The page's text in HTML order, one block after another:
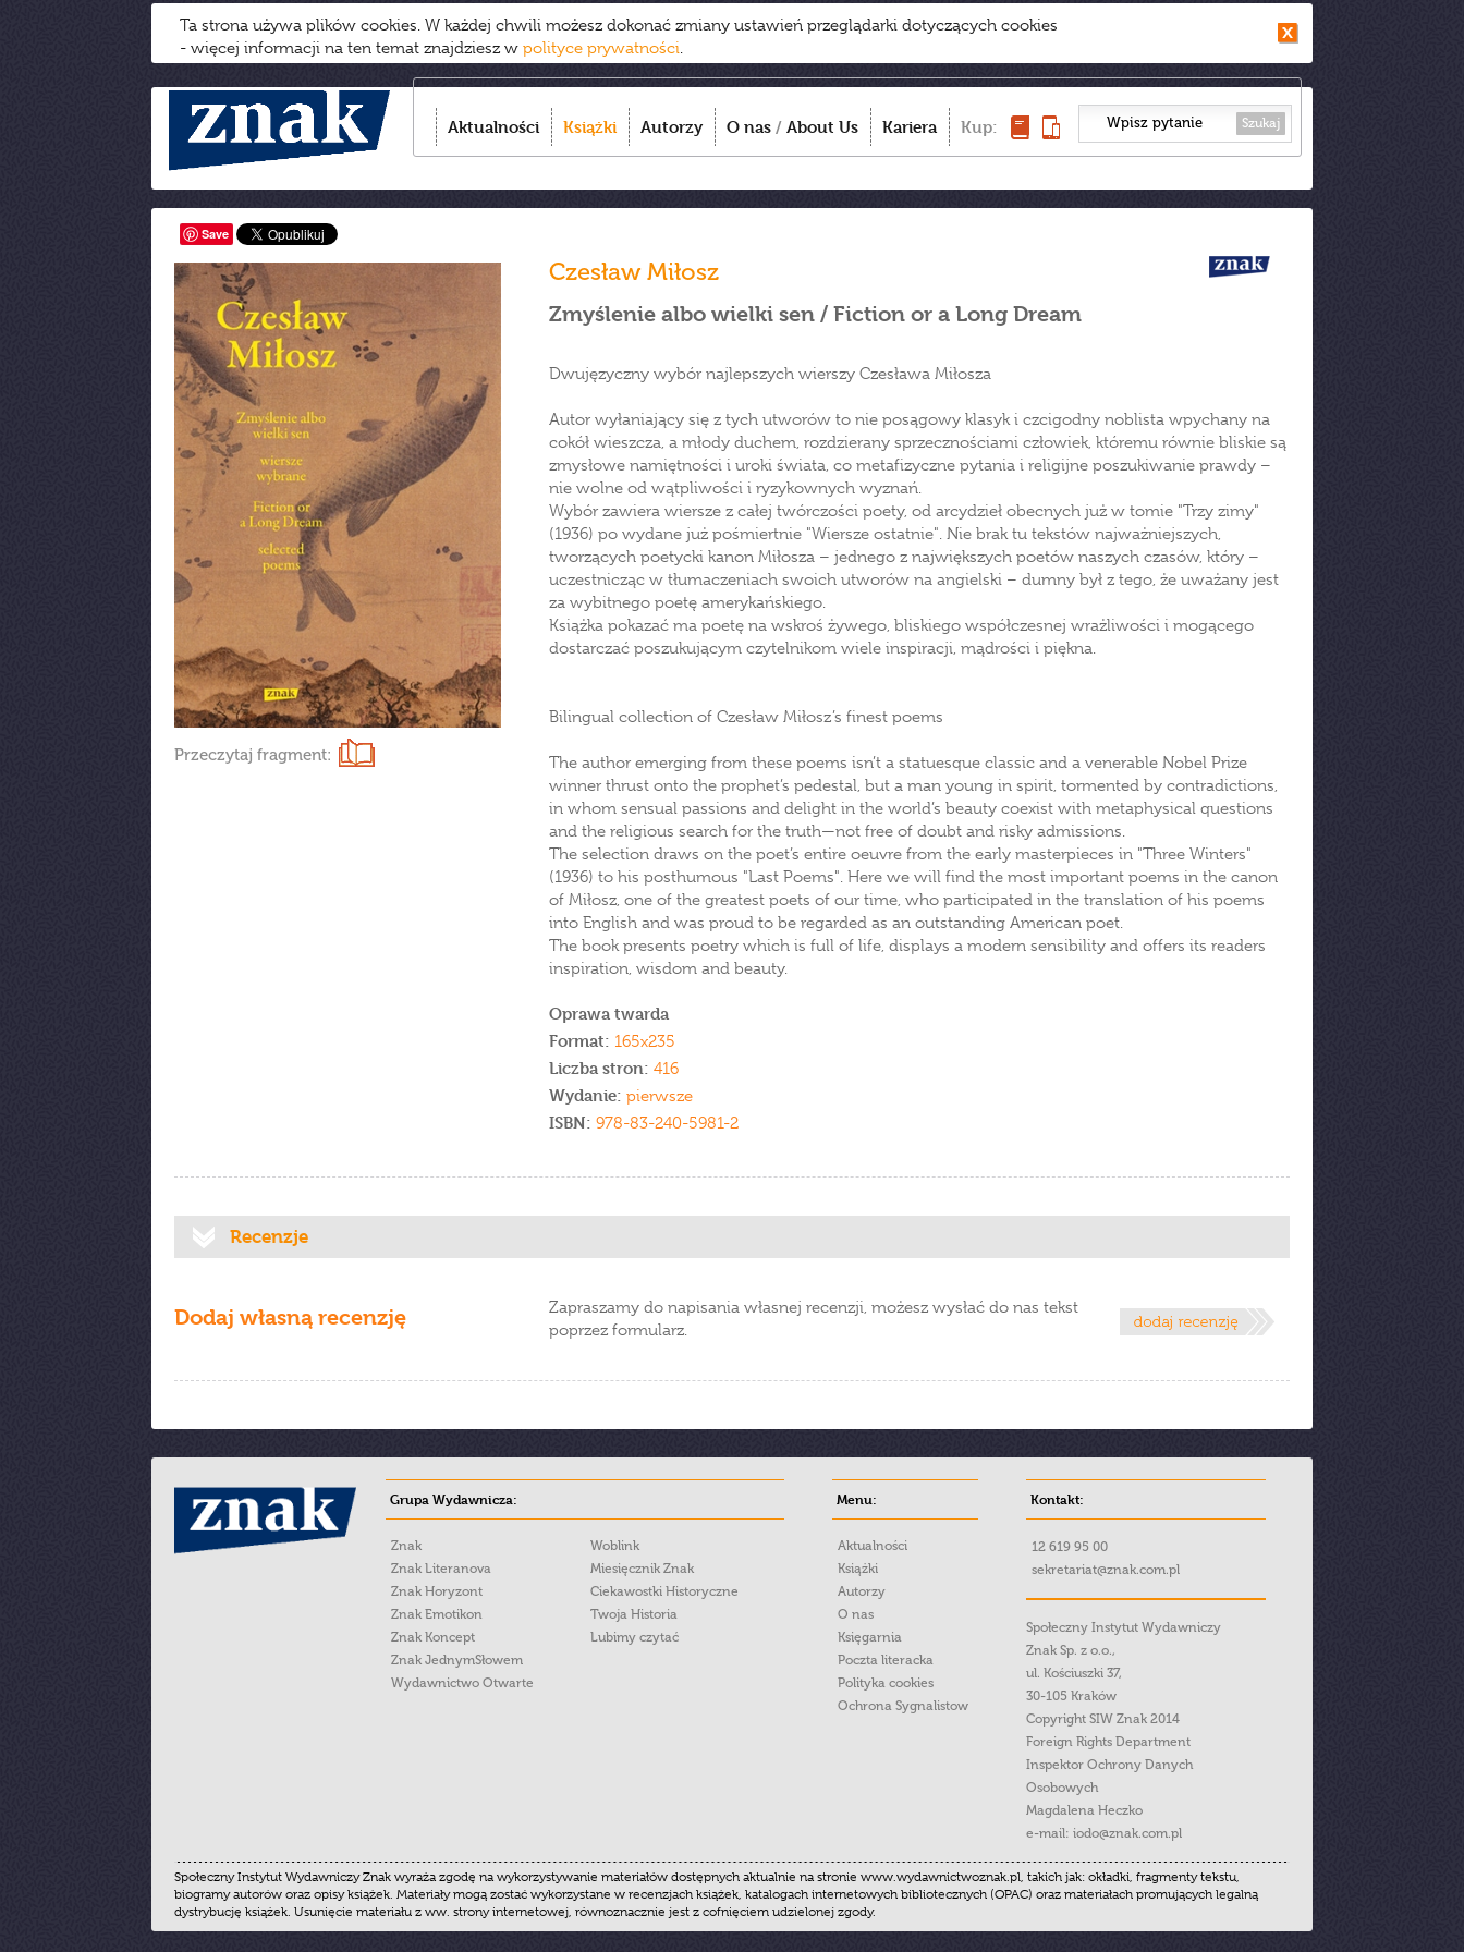
Ta strona używa plików cookies. W każdej chwili możesz dokonać zmiany ustawień przeglądarki dotyczących cookies
- więcej informacji na ten temat znajdziesz w polityce prywatności.
Aktualności Książki Autorzy O nas / About Us Kariera Kup: Szukaj
Save
Przeczytaj fragment:
Czesław Miłosz
Zmyślenie albo wielki sen / Fiction or a Long Dream
Dwujęzyczny wybór najlepszych wierszy Czesława Miłosza
Autor wyłaniający się z tych utworów to nie posągowy klasyk i czcigodny noblista wpychany na
cokół wieszcza, a młody duchem, rozdzierany sprzecznościami człowiek, któremu równie bliskie są
zmysłowe namiętności i uroki świata, co metafizyczne pytania i religijne poszukiwanie prawdy –
nie wolne od wątpliwości i ryzykownych wyznań.
Wybór zawiera wiersze z całej twórczości poety, od arcydzieł obecnych już w tomie "Trzy zimy"
(1936) po wydane już pośmiertnie "Wiersze ostatnie". Nie brak tu tekstów najważniejszych,
tworzących poetycki kanon Miłosza – jednego z największych poetów naszych czasów, który –
uczestnicząc w tłumaczeniach swoich utworów na angielski – dumny był z tego, że uważany jest
za wybitnego poetę amerykańskiego.
Książka pokazać ma poetę na wskroś żywego, bliskiego współczesnej wrażliwości i mogącego
dostarczać poszukującym czytelnikom wiele inspiracji, mądrości i piękna.
Bilingual collection of Czesław Miłosz’s finest poems
The author emerging from these poems isn’t a statuesque classic and a venerable Nobel Prize
winner thrust onto the prophet’s pedestal, but a man young in spirit, tormented by contradictions,
in whom sensual passions and delight in the world’s beauty coexist with metaphysical questions
and the religious search for the truth—not free of doubt and risky admissions.
The selection draws on the poet’s entire oeuvre from the early masterpieces in "Three Winters"
(1936) to his posthumous "Last Poems". Here we will find the most important poems in the canon
of Miłosz, one of the greatest poets of our time, who participated in the translation of his poems
into English and was proud to be regarded as an outstanding American poet.
The book presents poetry which is full of life, displays a modern sensibility and offers its readers
inspiration, wisdom and beauty.
Oprawa twarda
Format: 165x235
Liczba stron: 416
Wydanie: pierwsze
ISBN: 978-83-240-5981-2
Recenzje
Dodaj własną recenzję
Zapraszamy do napisania własnej recenzji, możesz wysłać do nas tekst
poprzez formularz.
Grupa Wydawnicza:
Znak
Znak Literanova
Znak Horyzont
Znak Emotikon
Znak Koncept
Znak JednymSłowem
Wydawnictwo Otwarte
Woblink
Miesięcznik Znak
Ciekawostki Historyczne
Twoja Historia
Lubimy czytać
Menu:
Aktualności
Książki
Autorzy
O nas
Księgarnia
Poczta literacka
Polityka cookies
Ochrona Sygnalistow
Kontakt:
12 619 95 00
sekretariat@znak.com.pl
Społeczny Instytut Wydawniczy
Znak Sp. z o.o.,
ul. Kościuszki 37,
30-105 Kraków
Copyright SIW Znak 2014
Foreign Rights Department
Inspektor Ochrony Danych
Osobowych
Magdalena Heczko
e-mail: iodo@znak.com.pl
Społeczny Instytut Wydawniczy Znak wyraża zgodę na wykorzystywanie materiałów dostępnych aktualnie na stronie www.wydawnictwoznak.pl, takich jak: okładki, fragmenty tekstu,
biogramy autorów oraz opisy książek. Materiały mogą zostać wykorzystane w recenzjach książek, katalogach internetowych bibliotecznych (OPAC) oraz materiałach promujących legalną
dystrybucję książek. Usunięcie materiału z ww. strony internetowej, równoznacznie jest z cofnięciem udzielonej zgody.